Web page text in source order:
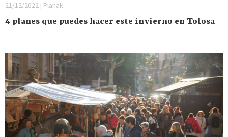
21/12/2022 | Planak
4 planes que puedes hacer este invierno en Tolosa